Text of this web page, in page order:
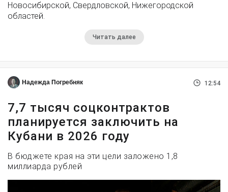
Новосибирской, Свердловской, Нижегородской
областей.
Читать далее
Надежда Погребняк 12:54
7,7 тысяч соцконтрактов
планируется заключить на
Кубани в 2026 году
В бюджете края на эти цели заложено 1,8
миллиарда рублей